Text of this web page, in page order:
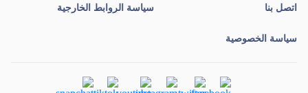
اتصل بنا سياسة الروابط الخارجية
سياسة الخصوصية